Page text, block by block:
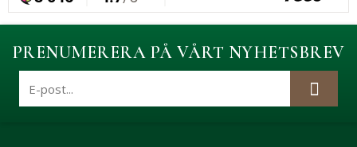
PRENUMERERA PÅ VÅRT NYHETSBREV